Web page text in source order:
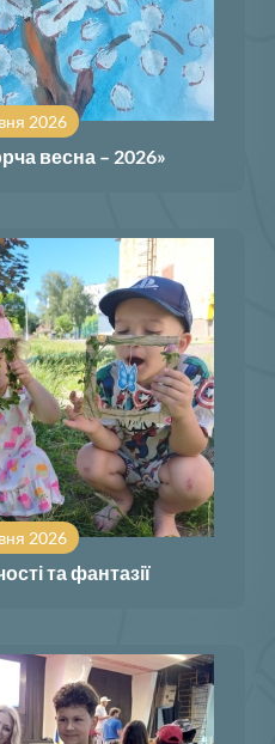
2026
весна – 2026»
2026
та фантазії